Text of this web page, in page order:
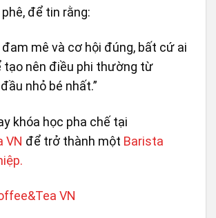
để tin rằng:
đam mê và cơ hội đúng, bất cứ ai
tạo nên điều phi thường từ
nhỏ bé nhất.”
khóa học pha chế tại
VN để trở thành một Barista
VN